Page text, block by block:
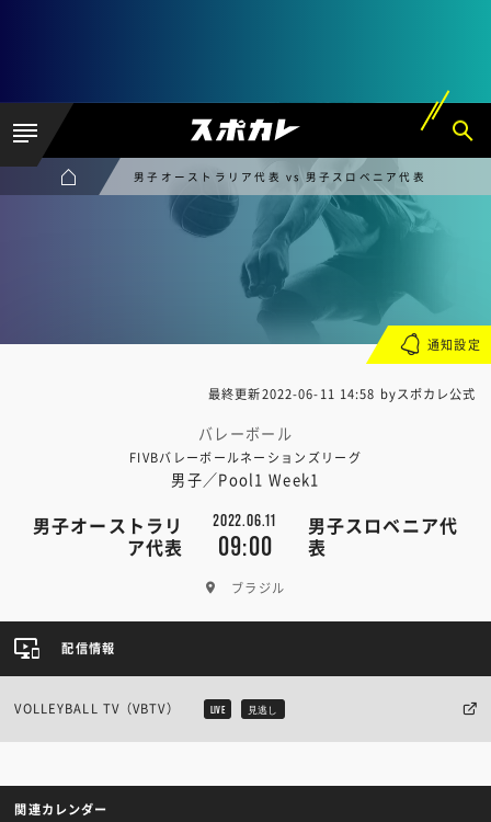
男子オーストラリア代表 vs 男子スロベニア代表
最終更新2022-06-11 14:58 byスポカレ公式
バレーボール
FIVBバレーボールネーションズリーグ
男子／Pool1 Week1
男子オーストラリ
ア代表
2022.06.11
09:00
男子スロベニア代
表
ブラジル
通知設定
配信情報
VOLLEYBALL TV（VBTV） LIVE 見逃し
関連カレンダー